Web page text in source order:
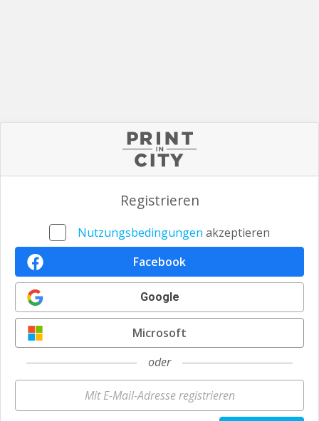
Registrieren
Nutzungsbedingungen akzeptieren
Facebook
Google
Microsoft
oder